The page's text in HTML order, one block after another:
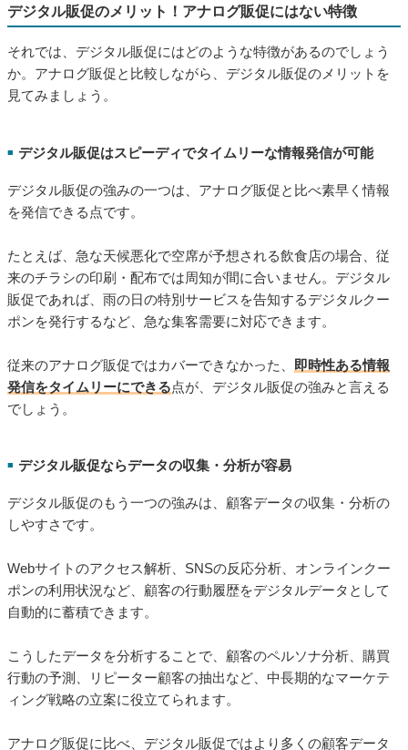
デジタル販促のメリット！アナログ販促にはない特徴
それでは、デジタル販促にはどのような特徴があるのでしょう
か。アナログ販促と比較しながら、デジタル販促のメリットを
見てみましょう。
■ デジタル販促はスピーディでタイムリーな情報発信が可能
デジタル販促の強みの一つは、アナログ販促と比べ素早く情報
を発信できる点です。
たとえば、急な天候悪化で空席が予想される飲食店の場合、従
来のチラシの印刷・配布では周知が間に合いません。デジタル
販促であれば、雨の日の特別サービスを告知するデジタルクー
ポンを発行するなど、急な集客需要に対応できます。
従来のアナログ販促ではカバーできなかった、
即時性ある情報
発信をタイムリーにできる点が、デジタル販促の強みと言える
でしょう。
■ デジタル販促ならデータの収集・分析が容易
デジタル販促のもう一つの強みは、顧客データの収集・分析の
しやすさです。
Webサイトのアクセス解析、SNSの反応分析、オンラインクー
ポンの利用状況など、顧客の行動履歴をデジタルデータとして
自動的に蓄積できます。
こうしたデータを分析することで、顧客のペルソナ分析、購買
行動の予測、リピーター顧客の抽出など、中長期的なマーケテ
ィング戦略の立案に役立てられます。
アナログ販促に比べ、デジタル販促ではより多くの顧客データ